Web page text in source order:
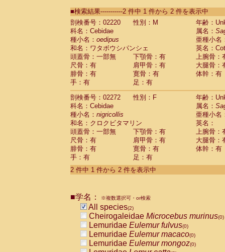
CebidaeSaguinus labiatus(0)
Cebidae Saguinus leucopus (0)
Cebidae
Cebidae
CebidaeSaguinus nigricollis (1)
Cebidae Saguinus oedipus
Cebidae Saguinus weddelli
Cebidae Saguinusspp.
Cebidae Aotus trivirgatus
Cebidae Cebus albifrons
Cebidae
CebidaeCebus capucinus
CebidaeCebus nigrivittatus
Cebidae Cebusspp.(0)
Cebidae Saimiri boliviensis
Cebidae Saimiri sciureus
Atelidae Alouatta caraya
AtelidaeAlouatta fusca
AtelidaeAlouatta seniculus
AtelidaeAteles belzebuth
AtelidaeAteles geoffroyi
AtelidaeAteles paniscus(0)
AtelidaeAtelesspp. (0)
AtelidaeLagothrix lagothricha
AtelidaeLagothrix lagothricha cana
PitheciidaeCacajao calvus
■検索結果-----------2 件中 1 件から 2 件を表示中
剖検番号：02220
性別：M
年齢：
科名：Cebidae
属名：
種小名： oedipus
亜種小名
和名：ワタボウシパンシェ
英名：
頭蓋骨：一部無
下顎骨：有
上腕骨：
尺骨：有
肩甲骨：有
大腿骨：
腓骨：有
寛骨：有
体幹：有
手：有
足：有
剖検番号：02272
性別：F
年齢：
科名：Cebidae
属名：
種小名： nigricollis
亜種小名
和名：クロクビタマリン
英名：
頭蓋骨：一部無
下顎骨：有
上腕骨：
尺骨：有
肩甲骨：有
大腿骨：
腓骨：有
寛骨：有
体幹：有
手：有
足：有
2 件中 1 件から 2 件を表示中
■学名： ※複数選択可・or検索
All species(2)
Cheirogaleidae Microcebus murinus(0)
Lemuridae Eulemur fulvus(0)
Lemuridae Eulemur macaco(0)
Lemuridae Eulemur mongoz(0)